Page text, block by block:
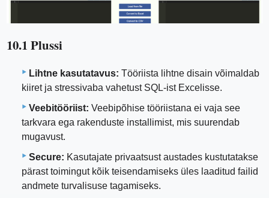
10.1 Plussi
Lihtne kasutatavus: Tööriista lihtne disain võimaldab
kiiret ja stressivaba vahetust SQL-ist Excelisse.
Veebitööriist: Veebipõhise tööriistana ei vaja see
tarkvara ega rakenduste installimist, mis suurendab
mugavust.
Secure: Kasutajate privaatsust austades kustutatakse
pärast toimingut kõik teisendamiseks üles laaditud failid
andmete turvalisuse tagamiseks.